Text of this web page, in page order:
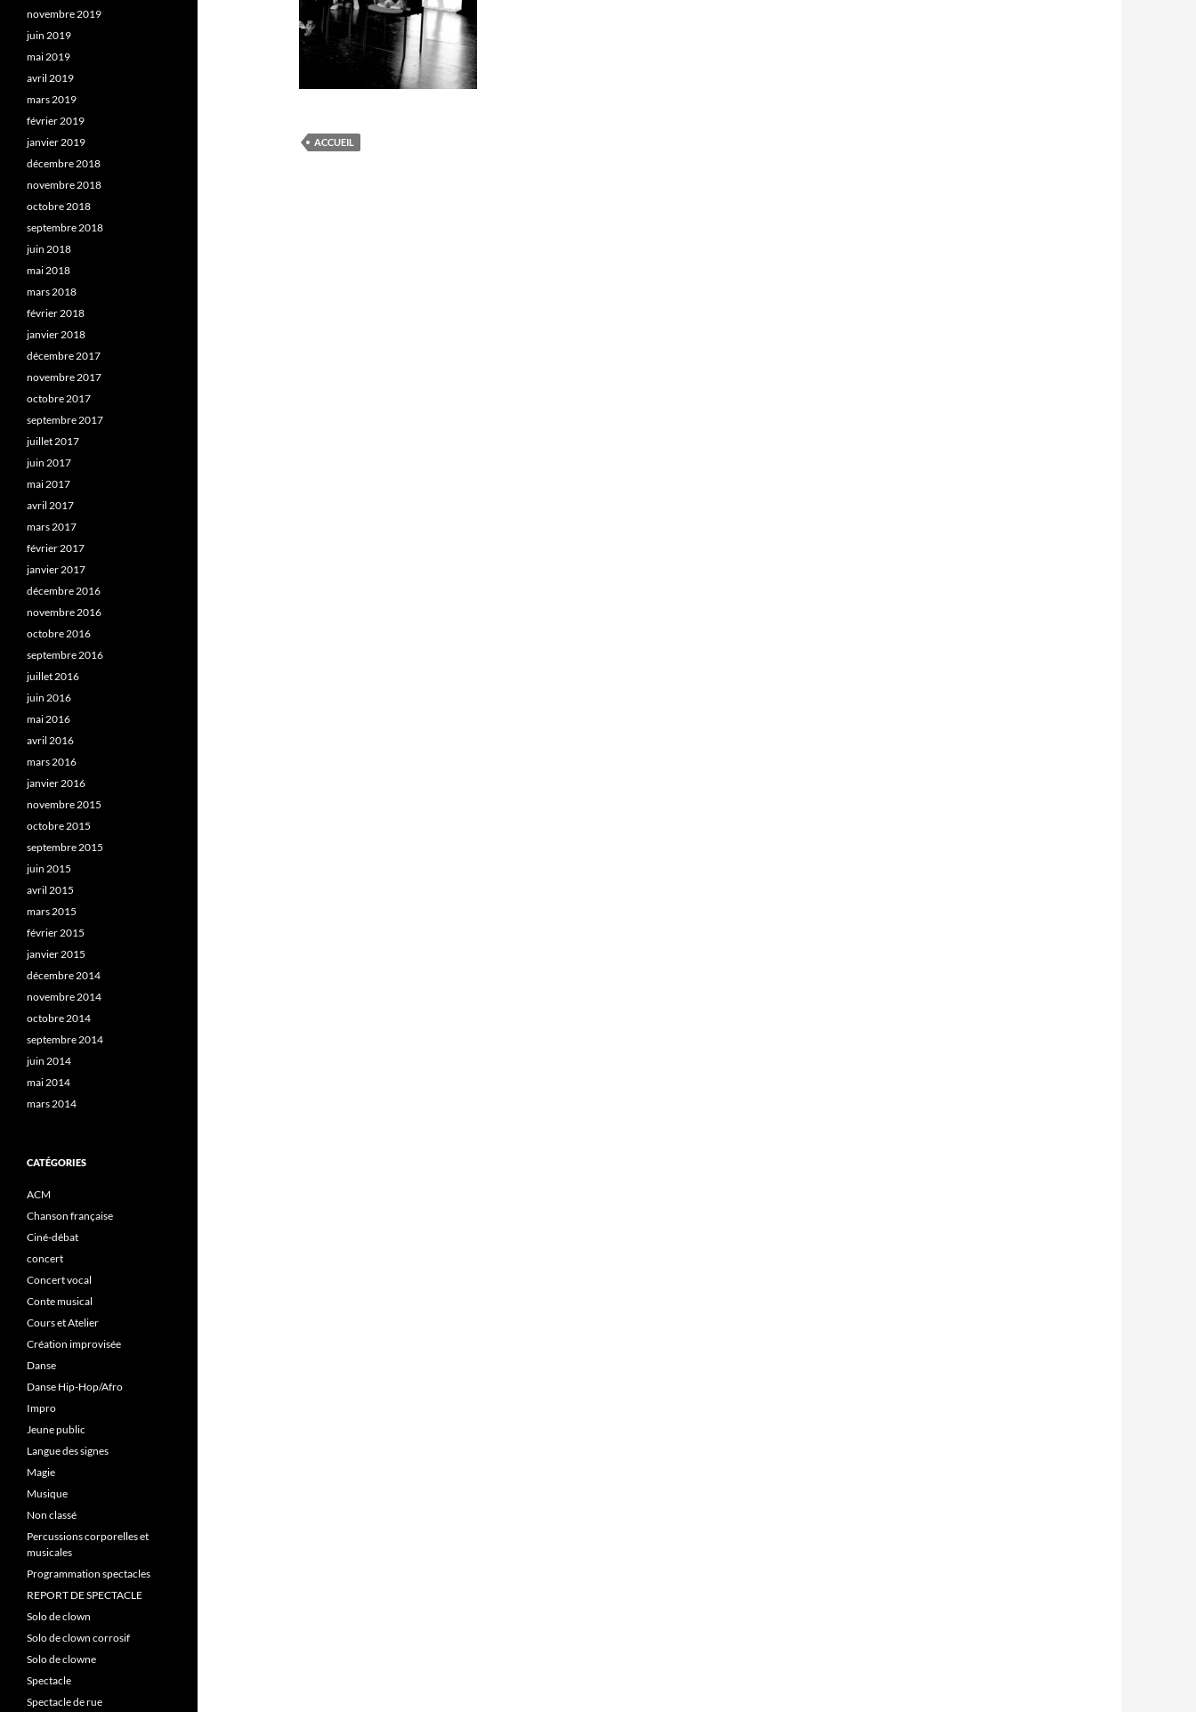
ACCUEIL
novembre 2019
juin 2019
mai 2019
avril 2019
mars 2019
février 2019
janvier 2019
décembre 2018
novembre 2018
octobre 2018
septembre 2018
juin 2018
mai 2018
mars 2018
février 2018
janvier 2018
décembre 2017
novembre 2017
octobre 2017
septembre 2017
juillet 2017
juin 2017
mai 2017
avril 2017
mars 2017
février 2017
janvier 2017
décembre 2016
novembre 2016
octobre 2016
septembre 2016
juillet 2016
juin 2016
mai 2016
avril 2016
mars 2016
janvier 2016
novembre 2015
octobre 2015
septembre 2015
juin 2015
avril 2015
mars 2015
février 2015
janvier 2015
décembre 2014
novembre 2014
octobre 2014
septembre 2014
juin 2014
mai 2014
mars 2014
CATÉGORIES
ACM
Chanson française
Ciné-débat
concert
Concert vocal
Conte musical
Cours et Atelier
Création improvisée
Danse
Danse Hip-Hop/Afro
Impro
Jeune public
Langue des signes
Magie
Musique
Non classé
Percussions corporelles et
musicales
Programmation spectacles
REPORT DE SPECTACLE
Solo de clown
Solo de clown corrosif
Solo de clowne
Spectacle
Spectacle de rue